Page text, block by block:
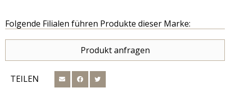
Folgende Filialen führen Produkte dieser Marke:
Produkt anfragen
TEILEN